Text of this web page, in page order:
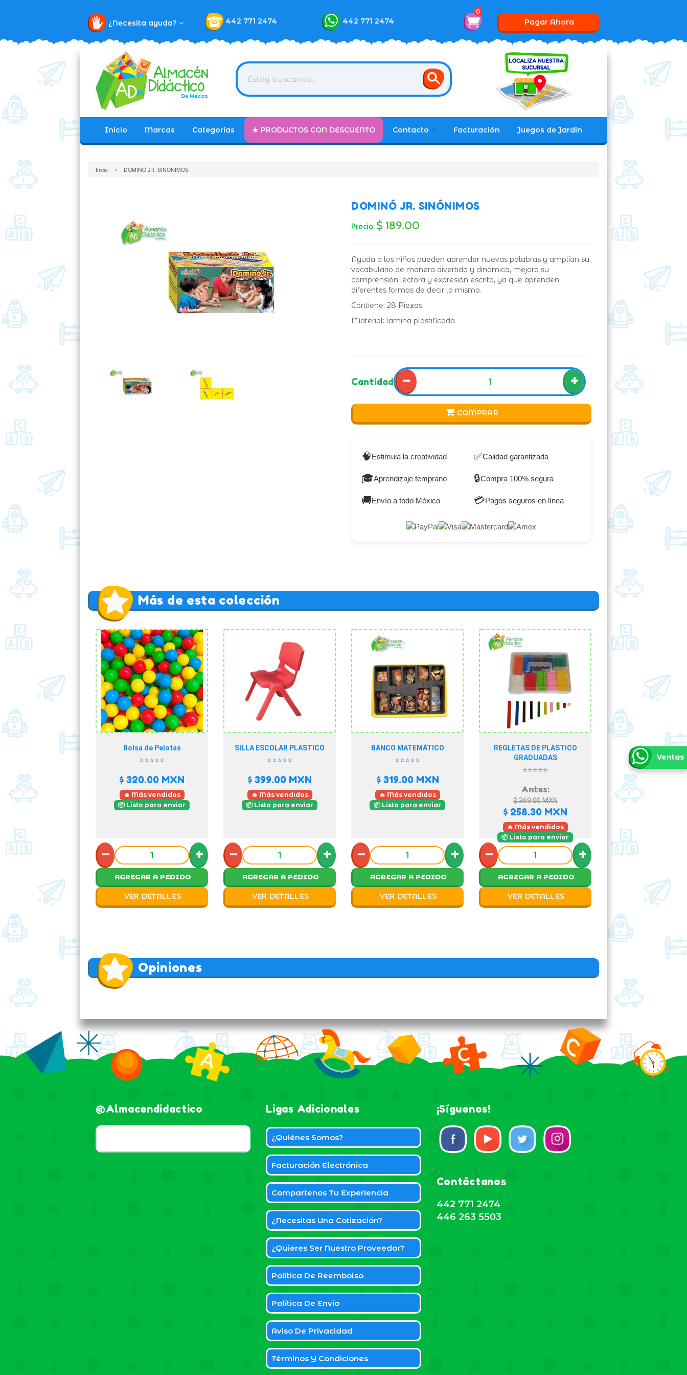
¿Necesita ayuda? 442 771 2474 442 771 2474
0
Pagar Ahora
Inicio Marcas Categorías ★ PRODUCTOS CON DESCUENTO Contacto Facturación Juegos de Jardín
Inicio › DOMINÓ JR. SINÓNIMOS
DOMINÓ JR. SINÓNIMOS
Precio: $ 189.00
Ayuda a los niños pueden aprender nuevas palabras y amplían su
vocabulario de manera divertida y dinámica, mejora su
comprensión lectora y expresión escrita, ya que aprenden
diferentes formas de decir lo mismo.
Contiene: 28 Piezas.
Material: lamina plastificada
Cantidad − +
COMPRAR
🧠Estimula la creatividad ✅Calidad garantizada
🎓Aprendizaje temprano 🔒Compra 100% segura
🚚Envío a todo México 💳Pagos seguros en línea
Más de esta colección
Bolsa de Pelotas
⭐⭐⭐⭐⭐
$ 320.00 MXN
🔥 Más vendidos
📦 Listo para enviar
− +
AGREGAR A PEDIDO
VER DETALLES
SILLA ESCOLAR PLASTICO
⭐⭐⭐⭐⭐
$ 399.00 MXN
🔥 Más vendidos
📦 Listo para enviar
− +
AGREGAR A PEDIDO
VER DETALLES
BANCO MATEMÁTICO
⭐⭐⭐⭐⭐
$ 319.00MXN
🔥 Más vendidos
📦 Listo para enviar
− +
AGREGAR A PEDIDO
VER DETALLES
REGLETAS DE PLASTICO
GRADUADAS
⭐⭐⭐⭐⭐
Antes:
$ 369.00MXN
$ 258.30 MXN
🔥 Más vendidos
📦 Listo para enviar
− +
AGREGAR A PEDIDO
VER DETALLES
Opiniones
@almacendidactico Ligas Adicionales
¿Quiénes Somos?
Facturación Electrónica
Compartenos Tu Experiencia
¿Necesitas Una Cotización?
¿Quieres Ser Nuestro Proveedor?
Política De Reembolso
Política De Envío
Aviso De Privacidad
Términos Y Condiciones
¡Síguenos!
Contáctanos
442 771 2474
446 263 5503
Ventas